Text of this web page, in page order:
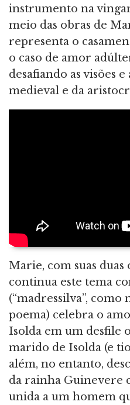
instrumento na
meio das obras de
representa o
o caso de amor
desafiando as visões
medieval e da
Marie, com suas duas
continua este tema
(“madressilva”,
poema) celebra o
Isolda em um desfile
marido de Isolda (e
além, no entanto,
da rainha Guinevere
unida a um homem